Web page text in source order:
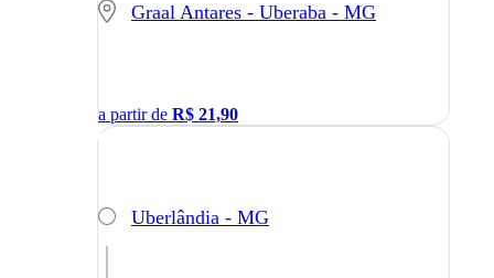
Graal Antares - Uberaba - MG
a partir de R$ 21,90
Uberlândia - MG